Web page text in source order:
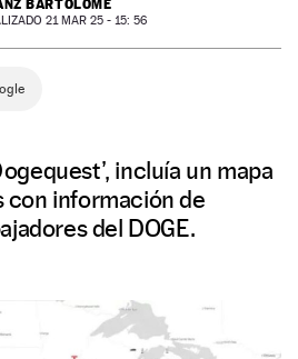
BARTOLOMÉ
21 MAR 25 - 15: 56
incluía un mapa
con información de
del DOGE.